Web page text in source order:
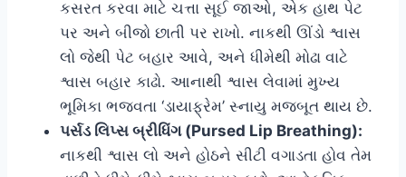
કસરત કરવા માટે ચત્તા સૂઈ જાઓ, એક હાથ પેટ
પર અને બીજો છાતી પર રાખો. નાકથી ઊંડો શ્વાસ
લો જેથી પેટ બહાર આવે, અને ધીમેથી મોઢા વાટે
શ્વાસ બહાર કાઢો. આનાથી શ્વાસ લેવામાં મુખ્ય
ભૂમિકા ભજવતા ‘ડાયાફ્રેમ’ સ્નાયુ મજબૂત થાય છે.
પર્સડ લિપ્સ બ્રીધિંગ (Pursed Lip Breathing):
નાકથી શ્વાસ લો અને હોઠને સીટી વગાડતા હોવ તેમ